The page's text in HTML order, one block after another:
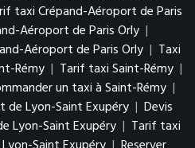
taxi Crépand-Aéroport de Paris
Aéroport de Paris Orly |
Aéroport de Paris Orly | Taxi
Rémy | Tarif taxi Saint-Rémy |
un taxi à Saint-Rémy |
de Lyon-Saint Exupéry | Devis
Lyon-Saint Exupéry | Tarif taxi